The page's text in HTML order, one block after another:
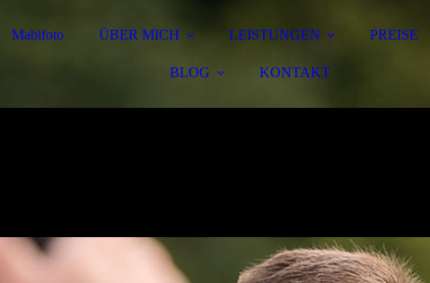
Mabifoto ÜBER MICH LEISTUNGEN PREISE
BLOG KONTAKT